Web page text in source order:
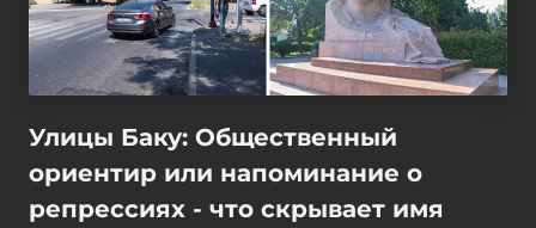
Улицы Баку: Общественный
ориентир или напоминание о
репрессиях - что скрывает имя